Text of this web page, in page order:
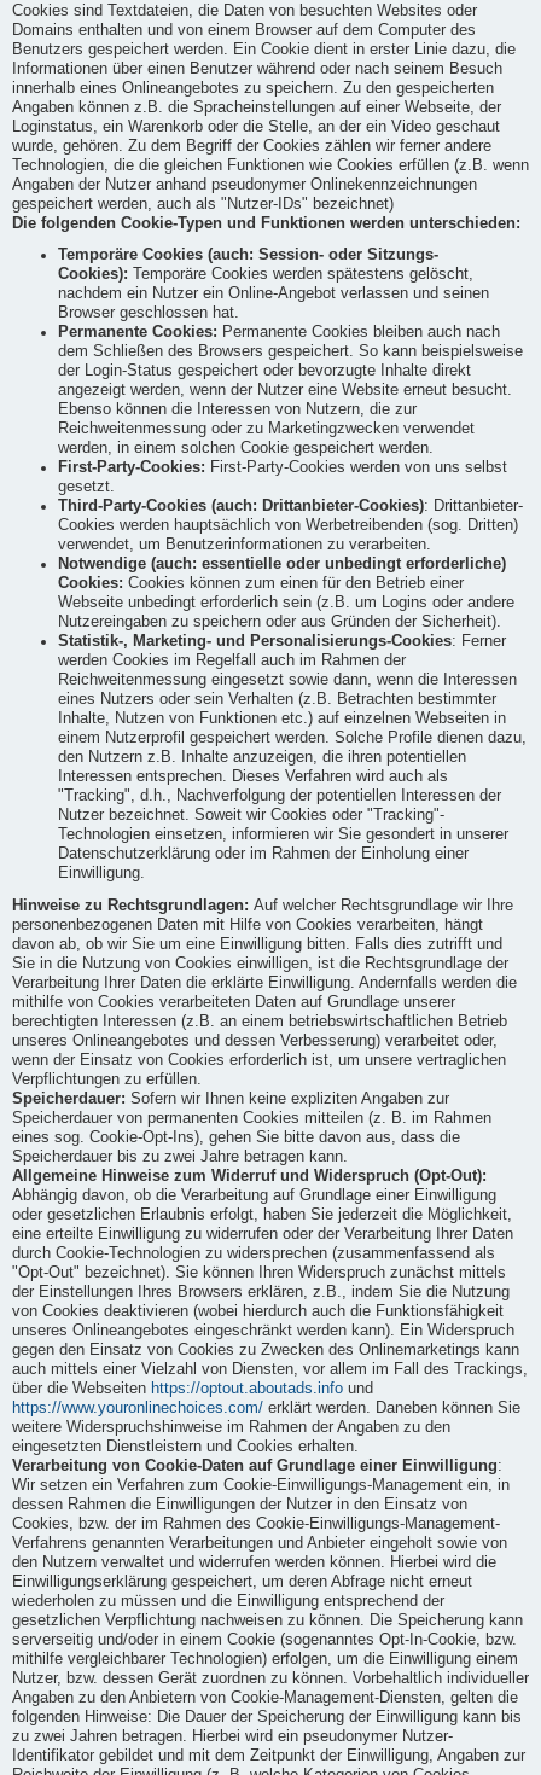
Cookies sind Textdateien, die Daten von besuchten Websites oder
Domains enthalten und von einem Browser auf dem Computer des
Benutzers gespeichert werden. Ein Cookie dient in erster Linie dazu, die
Informationen über einen Benutzer während oder nach seinem Besuch
innerhalb eines Onlineangebotes zu speichern. Zu den gespeicherten
Angaben können z.B. die Spracheinstellungen auf einer Webseite, der
Loginstatus, ein Warenkorb oder die Stelle, an der ein Video geschaut
wurde, gehören. Zu dem Begriff der Cookies zählen wir ferner andere
Technologien, die die gleichen Funktionen wie Cookies erfüllen (z.B. wenn
Angaben der Nutzer anhand pseudonymer Onlinekennzeichnungen
gespeichert werden, auch als "Nutzer-IDs" bezeichnet)
Die folgenden Cookie-Typen und Funktionen werden unterschieden:
Temporäre Cookies (auch: Session- oder Sitzungs-
Cookies): Temporäre Cookies werden spätestens gelöscht,
nachdem ein Nutzer ein Online-Angebot verlassen und seinen
Browser geschlossen hat.
Permanente Cookies: Permanente Cookies bleiben auch nach
dem Schließen des Browsers gespeichert. So kann beispielsweise
der Login-Status gespeichert oder bevorzugte Inhalte direkt
angezeigt werden, wenn der Nutzer eine Website erneut besucht.
Ebenso können die Interessen von Nutzern, die zur
Reichweitenmessung oder zu Marketingzwecken verwendet
werden, in einem solchen Cookie gespeichert werden.
First-Party-Cookies: First-Party-Cookies werden von uns selbst
gesetzt.
Third-Party-Cookies (auch: Drittanbieter-Cookies): Drittanbieter-
Cookies werden hauptsächlich von Werbetreibenden (sog. Dritten)
verwendet, um Benutzerinformationen zu verarbeiten.
Notwendige (auch: essentielle oder unbedingt erforderliche)
Cookies: Cookies können zum einen für den Betrieb einer
Webseite unbedingt erforderlich sein (z.B. um Logins oder andere
Nutzereingaben zu speichern oder aus Gründen der Sicherheit).
Statistik-, Marketing- und Personalisierungs-Cookies: Ferner
werden Cookies im Regelfall auch im Rahmen der
Reichweitenmessung eingesetzt sowie dann, wenn die Interessen
eines Nutzers oder sein Verhalten (z.B. Betrachten bestimmter
Inhalte, Nutzen von Funktionen etc.) auf einzelnen Webseiten in
einem Nutzerprofil gespeichert werden. Solche Profile dienen dazu,
den Nutzern z.B. Inhalte anzuzeigen, die ihren potentiellen
Interessen entsprechen. Dieses Verfahren wird auch als
"Tracking", d.h., Nachverfolgung der potentiellen Interessen der
Nutzer bezeichnet. Soweit wir Cookies oder "Tracking"-
Technologien einsetzen, informieren wir Sie gesondert in unserer
Datenschutzerklärung oder im Rahmen der Einholung einer
Einwilligung.
Hinweise zu Rechtsgrundlagen: Auf welcher Rechtsgrundlage wir Ihre
personenbezogenen Daten mit Hilfe von Cookies verarbeiten, hängt
davon ab, ob wir Sie um eine Einwilligung bitten. Falls dies zutrifft und
Sie in die Nutzung von Cookies einwilligen, ist die Rechtsgrundlage der
Verarbeitung Ihrer Daten die erklärte Einwilligung. Andernfalls werden die
mithilfe von Cookies verarbeiteten Daten auf Grundlage unserer
berechtigten Interessen (z.B. an einem betriebswirtschaftlichen Betrieb
unseres Onlineangebotes und dessen Verbesserung) verarbeitet oder,
wenn der Einsatz von Cookies erforderlich ist, um unsere vertraglichen
Verpflichtungen zu erfüllen.
Speicherdauer: Sofern wir Ihnen keine expliziten Angaben zur
Speicherdauer von permanenten Cookies mitteilen (z. B. im Rahmen
eines sog. Cookie-Opt-Ins), gehen Sie bitte davon aus, dass die
Speicherdauer bis zu zwei Jahre betragen kann.
Allgemeine Hinweise zum Widerruf und Widerspruch (Opt-Out):
Abhängig davon, ob die Verarbeitung auf Grundlage einer Einwilligung
oder gesetzlichen Erlaubnis erfolgt, haben Sie jederzeit die Möglichkeit,
eine erteilte Einwilligung zu widerrufen oder der Verarbeitung Ihrer Daten
durch Cookie-Technologien zu widersprechen (zusammenfassend als
"Opt-Out" bezeichnet). Sie können Ihren Widerspruch zunächst mittels
der Einstellungen Ihres Browsers erklären, z.B., indem Sie die Nutzung
von Cookies deaktivieren (wobei hierdurch auch die Funktionsfähigkeit
unseres Onlineangebotes eingeschränkt werden kann). Ein Widerspruch
gegen den Einsatz von Cookies zu Zwecken des Onlinemarketings kann
auch mittels einer Vielzahl von Diensten, vor allem im Fall des Trackings,
über die Webseiten https://optout.aboutads.info und
https://www.youronlinechoices.com/ erklärt werden. Daneben können Sie
weitere Widerspruchshinweise im Rahmen der Angaben zu den
eingesetzten Dienstleistern und Cookies erhalten.
Verarbeitung von Cookie-Daten auf Grundlage einer Einwilligung:
Wir setzen ein Verfahren zum Cookie-Einwilligungs-Management ein, in
dessen Rahmen die Einwilligungen der Nutzer in den Einsatz von
Cookies, bzw. der im Rahmen des Cookie-Einwilligungs-Management-
Verfahrens genannten Verarbeitungen und Anbieter eingeholt sowie von
den Nutzern verwaltet und widerrufen werden können. Hierbei wird die
Einwilligungserklärung gespeichert, um deren Abfrage nicht erneut
wiederholen zu müssen und die Einwilligung entsprechend der
gesetzlichen Verpflichtung nachweisen zu können. Die Speicherung kann
serverseitig und/oder in einem Cookie (sogenanntes Opt-In-Cookie, bzw.
mithilfe vergleichbarer Technologien) erfolgen, um die Einwilligung einem
Nutzer, bzw. dessen Gerät zuordnen zu können. Vorbehaltlich individueller
Angaben zu den Anbietern von Cookie-Management-Diensten, gelten die
folgenden Hinweise: Die Dauer der Speicherung der Einwilligung kann bis
zu zwei Jahren betragen. Hierbei wird ein pseudonymer Nutzer-
Identifikator gebildet und mit dem Zeitpunkt der Einwilligung, Angaben zur